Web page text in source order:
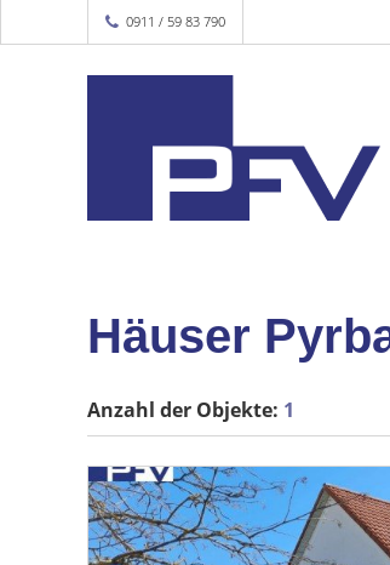
0911 / 59 83 790
Häuser
Anzahl der Objekte: 1